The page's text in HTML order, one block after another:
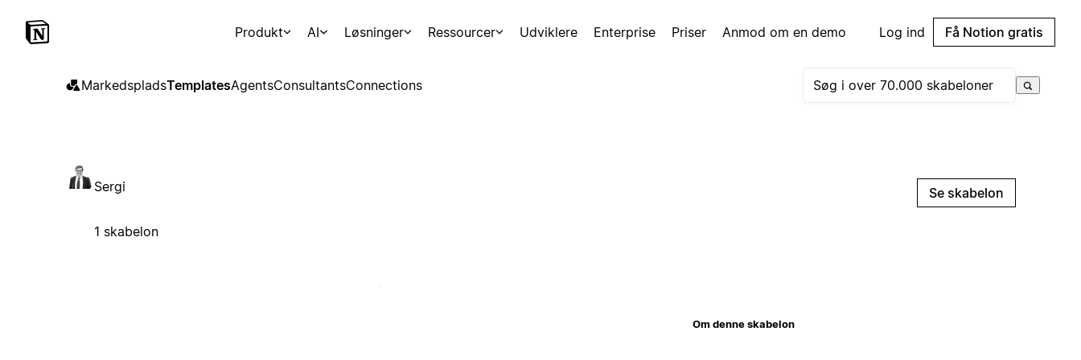
Produkt AI Løsninger Ressourcer Udviklere Enterprise Priser Anmod om en demo Log ind Få Notion gratis
MarkedspladsTemplatesAgentsConsultantsConnections
Sergi
1 skabelon
Se skabelon
Om denne skabelon